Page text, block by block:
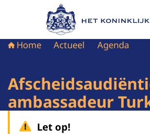
Naar de homepage van Het
Home Actueel Agenda
ambassadeur
Let op!